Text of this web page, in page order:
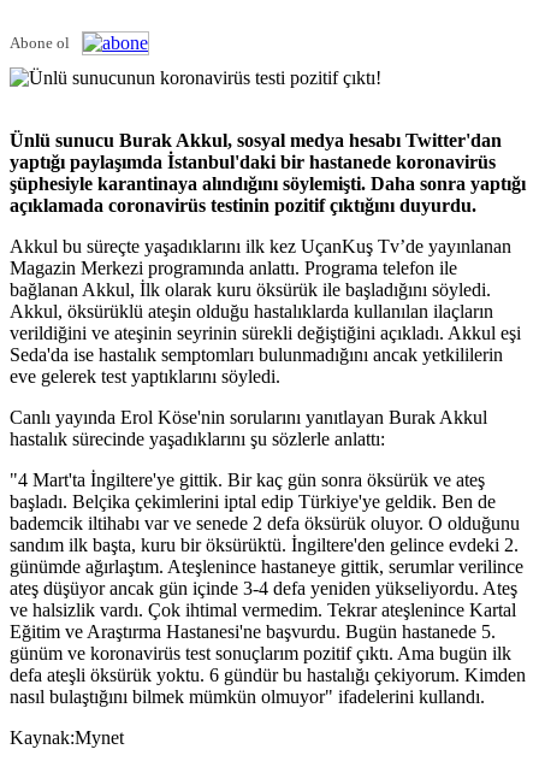
Abone ol
Ünlü sunucu Burak Akkul, sosyal medya hesabı Twitter'dan
yaptığı paylaşımda İstanbul'daki bir hastanede koronavirüs
şüphesiyle karantinaya alındığını söylemişti. Daha sonra yaptığı
açıklamada coronavirüs testinin pozitif çıktığını duyurdu.
Akkul bu süreçte yaşadıklarını ilk kez UçanKuş Tv’de yayınlanan
Magazin Merkezi programında anlattı. Programa telefon ile
bağlanan Akkul, İlk olarak kuru öksürük ile başladığını söyledi.
Akkul, öksürüklü ateşin olduğu hastalıklarda kullanılan ilaçların
verildiğini ve ateşinin seyrinin sürekli değiştiğini açıkladı. Akkul eşi
Seda'da ise hastalık semptomları bulunmadığını ancak yetkililerin
eve gelerek test yaptıklarını söyledi.
Canlı yayında Erol Köse'nin sorularını yanıtlayan Burak Akkul
hastalık sürecinde yaşadıklarını şu sözlerle anlattı:
"4 Mart'ta İngiltere'ye gittik. Bir kaç gün sonra öksürük ve ateş
başladı. Belçika çekimlerini iptal edip Türkiye'ye geldik. Ben de
bademcik iltihabı var ve senede 2 defa öksürük oluyor. O olduğunu
sandım ilk başta, kuru bir öksürüktü. İngiltere'den gelince evdeki 2.
günümde ağırlaştım. Ateşlenince hastaneye gittik, serumlar verilince
ateş düşüyor ancak gün içinde 3-4 defa yeniden yükseliyordu. Ateş
ve halsizlik vardı. Çok ihtimal vermedim. Tekrar ateşlenince Kartal
Eğitim ve Araştırma Hastanesi'ne başvurdu. Bugün hastanede 5.
günüm ve koronavirüs test sonuçlarım pozitif çıktı. Ama bugün ilk
defa ateşli öksürük yoktu. 6 gündür bu hastalığı çekiyorum. Kimden
nasıl bulaştığını bilmek mümkün olmuyor" ifadelerini kullandı.
Kaynak:Mynet